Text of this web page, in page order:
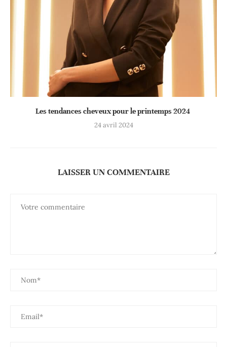
Les tendances cheveux pour le printemps 2024
24 avril 2024
LAISSER UN COMMENTAIRE